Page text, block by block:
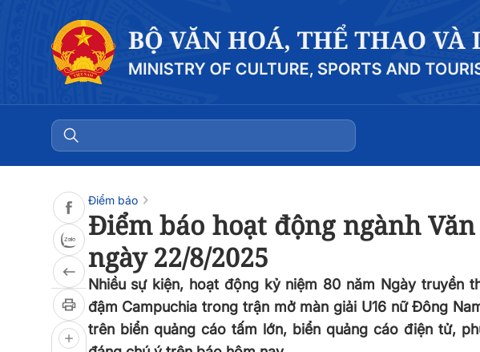
Điểm báo
Điểm báo hoạt động ngành
ngày 22/8/2025
Nhiều sự kiện, hoạt động kỷ niệm 80 năm Ngày truyền
đậm Campuchia trong trận mở màn giải U16 nữ Đông
trên biển quảng cáo tấm lớn, biển quảng cáo điện tử,
0:00 0:00